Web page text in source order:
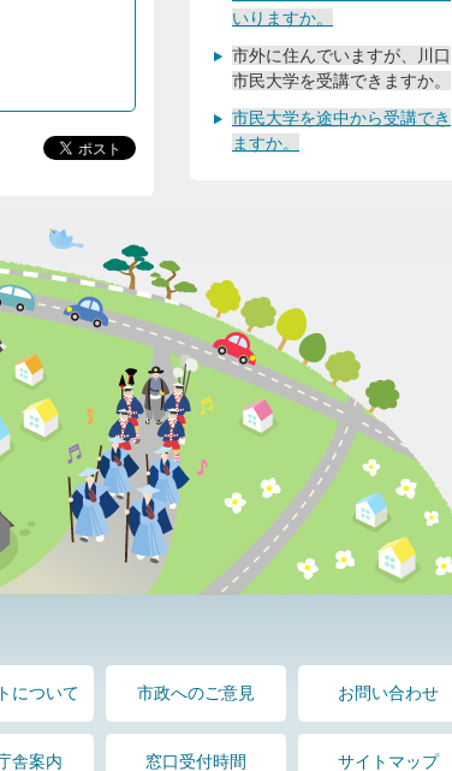
いりますか。
市外に住んでいますが、川口
市民大学を受講できますか。
市民大学を途中から受講でき
ますか。
について 市政へのご意見 お問い合わせ
舎案内 窓口受付時間 サイトマップ